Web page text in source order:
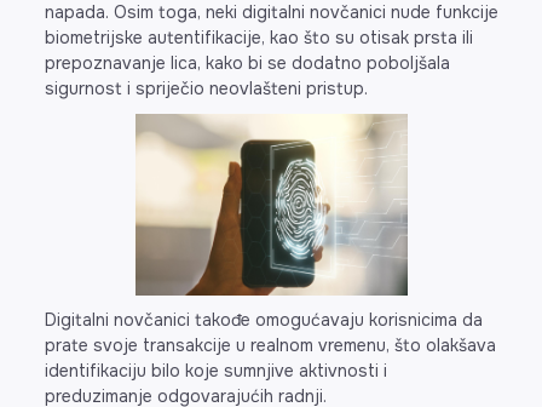
napada. Osim toga, neki digitalni novčanici nude funkcije
biometrijske autentifikacije, kao što su otisak prsta ili
prepoznavanje lica, kako bi se dodatno poboljšala
sigurnost i spriječio neovlašteni pristup.
Digitalni novčanici takođe omogućavaju korisnicima da
prate svoje transakcije u realnom vremenu, što olakšava
identifikaciju bilo koje sumnjive aktivnosti i
preduzimanje odgovarajućih radnji.